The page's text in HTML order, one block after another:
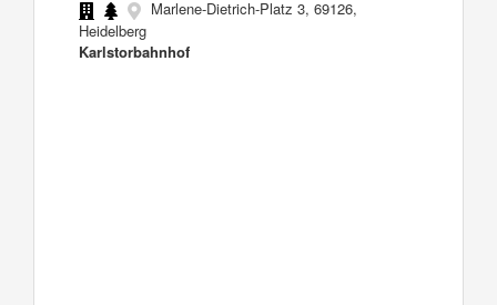
Marlene-Dietrich-Platz 3, 69126,
Heidelberg
Karlstorbahnhof